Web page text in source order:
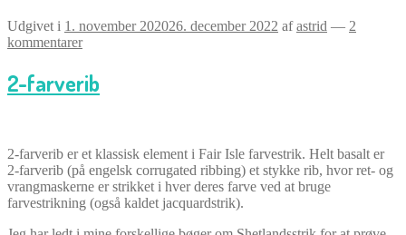
Udgivet i 1. november 202026. december 2022 afastrid — 2
kommentarer
2-farverib
2-farverib er et klassisk element i Fair Isle farvestrik. Helt basalt er
2-farverib (på engelsk corrugated ribbing) et stykke rib, hvor ret- og
vrangmaskerne er strikket i hver deres farve ved at bruge
farvestrikning (også kaldet jacquardstrik).